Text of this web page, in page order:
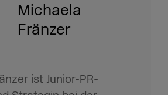
Michaela
Fränzer
ist Junior-PR-